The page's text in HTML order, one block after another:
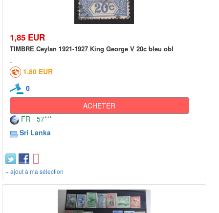
1,85 EUR
TIMBRE Ceylan 1921-1927 King George V 20c bleu obl
1,80 EUR
0
ACHETER
FR - 57***
Sri Lanka
+ ajout à ma sélection